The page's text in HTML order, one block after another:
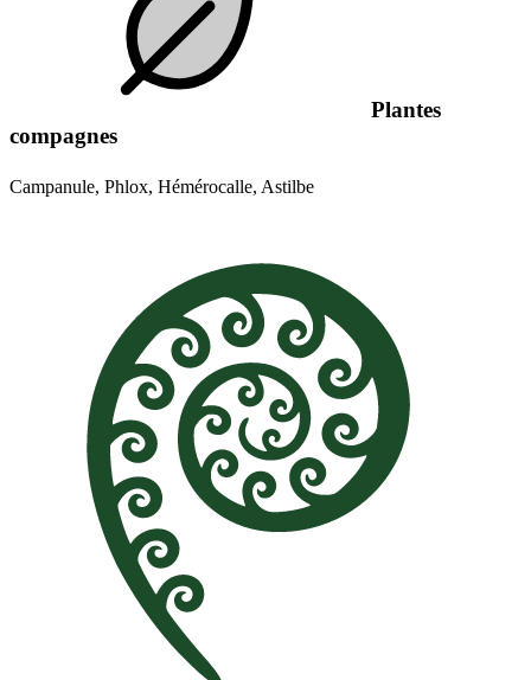
Plantes
compagnes
Campanule, Phlox, Hémérocalle, Astilbe